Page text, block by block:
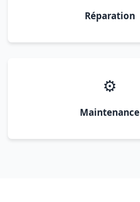
Réparation
⚙️
Maintenance